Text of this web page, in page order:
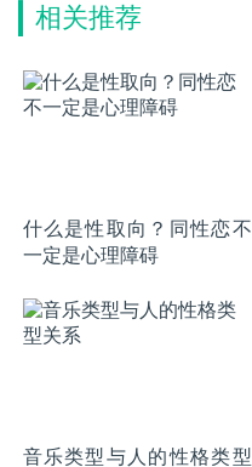
相关推荐
什么是性取向？同性恋不
一定是心理障碍
音乐类型与人的性格类型